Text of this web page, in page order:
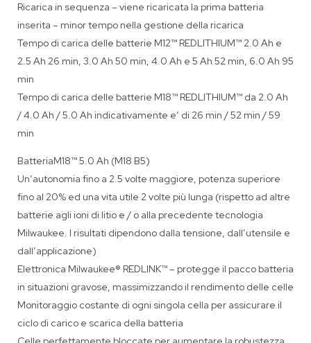
Ricarica in sequenza – viene ricaricata la prima batteria
inserita – minor tempo nella gestione della ricarica
Tempo di carica delle batterie M12™ REDLITHIUM™ 2.0 Ah e
2.5 Ah 26 min, 3.0 Ah 50 min, 4.0 Ah e 5 Ah 52 min, 6.0 Ah 95
min
Tempo di carica delle batterie M18™ REDLITHIUM™ da 2.0 Ah
/ 4.0 Ah / 5.0 Ah indicativamente e’ di 26 min / 52 min / 59
min
BatteriaM18™ 5.0 Ah (M18 B5)
Un’autonomia fino a 2.5 volte maggiore, potenza superiore
fino al 20% ed una vita utile 2 volte più lunga (rispetto ad altre
batterie agli ioni di litio e / o alla precedente tecnologia
Milwaukee. I risultati dipendono dalla tensione, dall’utensile e
dall’applicazione)
Elettronica Milwaukee® REDLINK™ – protegge il pacco batteria
in situazioni gravose, massimizzando il rendimento delle celle
Monitoraggio costante di ogni singola cella per assicurare il
ciclo di carico e scarica della batteria